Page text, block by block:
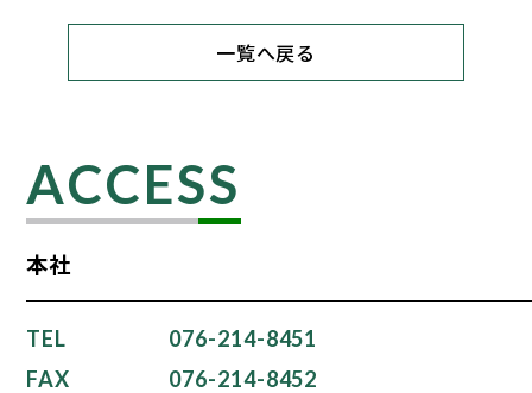
一覧へ戻る
ACCESS
本社
TEL
076-214-8451
FAX
076-214-8452